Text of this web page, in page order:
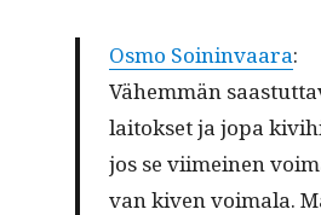
Osmo Soin­in­vaara:
Vähem­män
laitok­set ja jopa
jos se viimeinen
van kiv­en voimala.